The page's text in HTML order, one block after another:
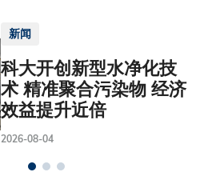
新闻
科大开创新型水净化技
术 精准聚合污染物 经济
效益提升近倍
2026-08-04